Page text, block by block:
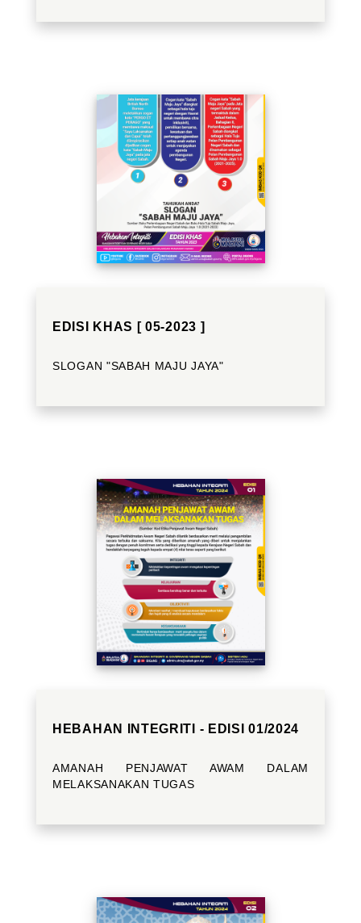
EDISI KHAS [ 05-2023 ]
SLOGAN "SABAH MAJU JAYA"
HEBAHAN INTEGRITI - EDISI 01/2024
AMANAH PENJAWAT AWAM DALAM
MELAKSANAKAN TUGAS